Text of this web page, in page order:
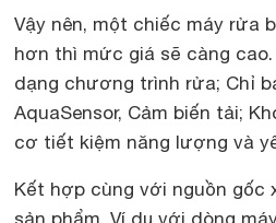
Vậy nên, một chiếc máy rửa
hơn thì mức giá sẽ càng
dạng chương trình rửa; Chỉ
AquaSensor, Cảm biến tải;
cơ tiết kiệm năng lượng và
Kết hợp cùng với nguồn gốc
sản phẩm. Ví dụ với dòng